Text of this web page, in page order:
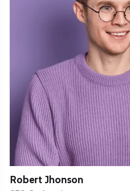
Robert Jhonson